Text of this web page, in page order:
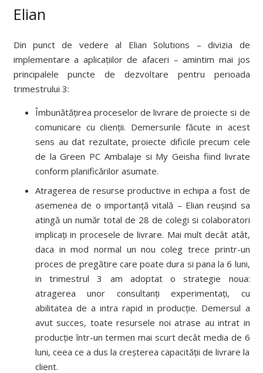
Elian
Din punct de vedere al Elian Solutions – divizia de
implementare a aplicațiilor de afaceri – amintim mai jos
principalele puncte de dezvoltare pentru perioada
trimestrului 3:
Îmbunătățirea proceselor de livrare de proiecte si de
comunicare cu clienții. Demersurile făcute in acest
sens au dat rezultate, proiecte dificile precum cele
de la Green PC Ambalaje si My Geisha fiind livrate
conform planificărilor asumate.
Atragerea de resurse productive in echipa a fost de
asemenea de o importanță vitală – Elian reușind sa
atingă un număr total de 28 de colegi si colaboratori
implicați in procesele de livrare. Mai mult decât atât,
daca in mod normal un nou coleg trece printr-un
proces de pregătire care poate dura si pana la 6 luni,
in trimestrul 3 am adoptat o strategie noua:
atragerea unor consultanți experimentați, cu
abilitatea de a intra rapid in producție. Demersul a
avut succes, toate resursele noi atrase au intrat in
producție într-un termen mai scurt decât media de 6
luni, ceea ce a dus la creșterea capacității de livrare la
client.